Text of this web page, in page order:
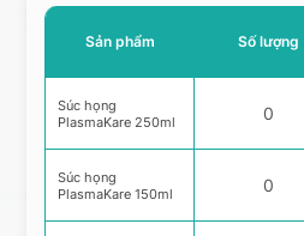
Sản phẩm
Súc họng
PlasmaKare 250ml
Súc họng
PlasmaKare 150ml
Số lượng